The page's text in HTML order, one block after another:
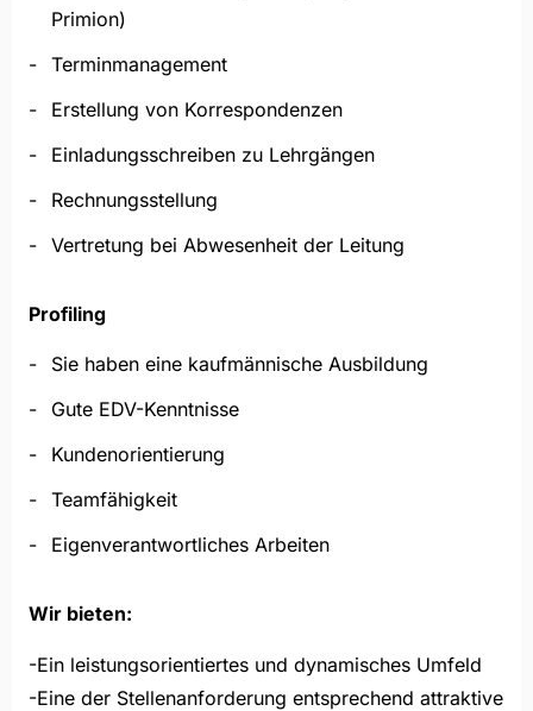
Primion)
Terminmanagement
Erstellung von Korrespondenzen
Einladungsschreiben zu Lehrgängen
Rechnungsstellung
Vertretung bei Abwesenheit der Leitung
Profiling
Sie haben eine kaufmännische Ausbildung
Gute EDV-Kenntnisse
Kundenorientierung
Teamfähigkeit
Eigenverantwortliches Arbeiten
Wir bieten:
-Ein leistungsorientiertes und dynamisches Umfeld
-Eine der Stellenanforderung entsprechend attraktive